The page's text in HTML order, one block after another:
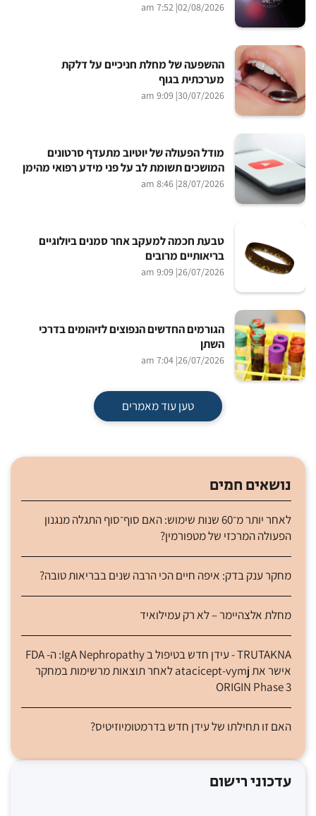
02/08/2026
| 7:52 am
ההשפעה של מחלת חניכיים על דלקת
מערכתית בגוף
30/07/2026
| 9:09 am
מודל הפעולה של יוטיוב מתעדף סרטונים
המושכים תשומת לב על פני מידע רפואי מהימן
28/07/2026
| 8:46 am
טבעת חכמה למעקב אחר סמנים ביולוגיים
בריאותיים מרובים
26/07/2026
| 9:09 am
הגורמים החדשים הנפוצים לזיהומים בדרכי
השתן
26/07/2026
| 7:04 am
טען עוד מאמרים
נושאים חמים
לאחר יותר מ־60 שנות שימוש: האם סוף־סוף התגלה מנגנון
הפעולה המרכזי של מטפורמין?
מחקר ענק בדק: איפה חיים הכי הרבה שנים בבריאות טובה?
מחלת אלצהיימר – לא רק עמילואיד
TRUTAKNA - עידן חדש בטיפול ב IgA Nephropathy: ה- FDA
אישר את atacicept-vymj לאחר תוצאות מרשימות במחקר
ORIGIN Phase 3
האם זו תחילתו של עידן חדש בדרמטומיוזיטיס?
עדכוני רישום